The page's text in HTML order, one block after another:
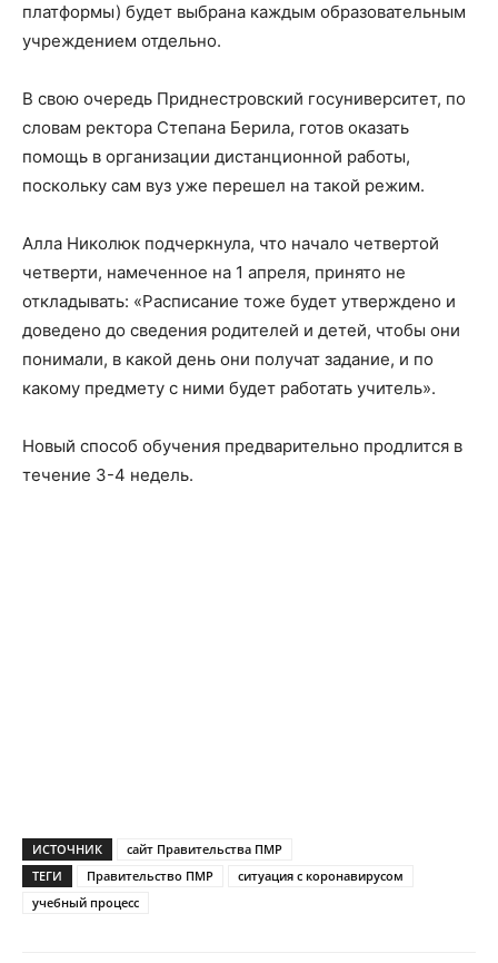
платформы) будет выбрана каждым образовательным
учреждением отдельно.
В свою очередь Приднестровский госуниверситет, по
словам ректора Степана Берила, готов оказать
помощь в организации дистанционной работы,
поскольку сам вуз уже перешел на такой режим.
Алла Николюк подчеркнула, что начало четвертой
четверти, намеченное на 1 апреля, принято не
откладывать: «Расписание тоже будет утверждено и
доведено до сведения родителей и детей, чтобы они
понимали, в какой день они получат задание, и по
какому предмету с ними будет работать учитель».
Новый способ обучения предварительно продлится в
течение 3-4 недель.
ИСТОЧНИК
сайт Правительства ПМР
ТЕГИ
Правительство ПМР
ситуация с коронавирусом
учебный процесс